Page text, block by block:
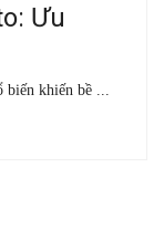
Ưu
khiến bề ...